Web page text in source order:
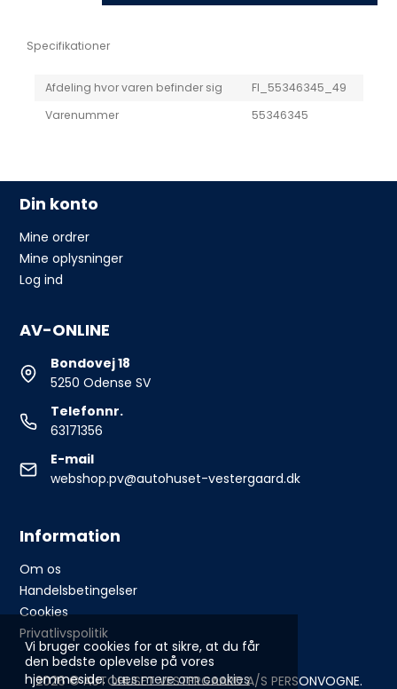
Vi bruger cookies for at sikre, at du får
den bedste oplevelse på vores
hjemmeside.Læs mere om cookies
Specifikationer
Afdeling hvor varen befinder sig
FI_55346345_49
Varenummer
55346345
Din konto
Mine ordrer
Mine oplysninger
Log ind
AV-ONLINE
Bondovej 18
5250 Odense SV
Telefonnr.
63171356
E-mail
webshop.pv@autohuset-vestergaard.dk
Information
Om os
Handelsbetingelser
Cookies
Privatlivspolitik
2026 © AUTOHUSET VESTERGAARD A/S PERSONVOGNE.